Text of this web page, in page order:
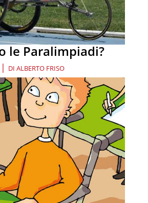
le Paralimpiadi?
| DI ALBERTO FRISO